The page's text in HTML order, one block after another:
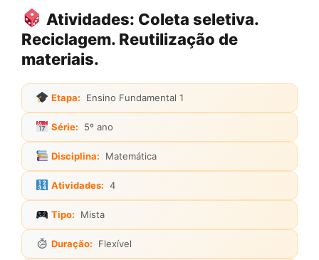
Atividades: Coleta seletiva.
Reciclagem. Reutilização de
materiais.
Etapa: Ensino Fundamental 1
Série: 5º ano
Disciplina: Matemática
Atividades: 4
Tipo: Mista
Duração: Flexível